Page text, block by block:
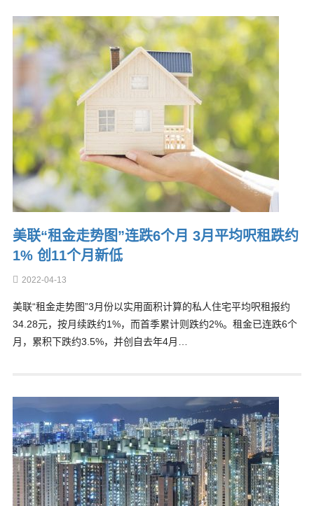
美联“租金走势图”连跌6个月 3月平均呎租跌约
1% 创11个月新低
2022-04-13
美联“租金走势图”3月份以实用面积计算的私人住宅平均呎租报约
34.28元，按月续跌约1%，而首季累计则跌约2%。租金已连跌6个
月，累积下跌约3.5%，并创自去年4月…